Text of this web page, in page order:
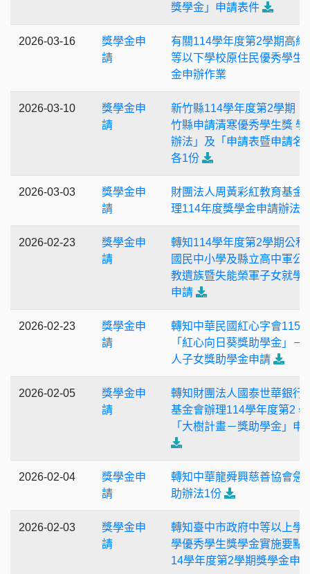
獎學金」申請表件
2026-03-16
獎學金申
請
有關114學年度第2學期高級
等以下學校原住民優秀學生
金申辦作業
2026-03-10
獎學金申
請
新竹縣114學年度第2學期「
竹縣申請清寒優秀學生獎 學
辦法」及「申請表暨申請名
各1份
2026-03-03
獎學金申
請
財團法人周黃彩紅教育基金
理114年度獎學金申請辦法
2026-02-23
獎學金申
請
轉知114學年度第2學期公私
國民中小學及縣立高中軍公
教遺族暨失能榮軍子女就學
申請
2026-02-23
獎學金申
請
轉知中華民國紅心字會115
「紅心向日葵獎助學金」－
人子女獎助學金申請
2026-02-05
獎學金申
請
轉知財團法人國泰世華銀行
基金會辦理114學年度第2
「大樹計畫－獎助學金」申
2026-02-04
獎學金申
請
轉知中華龍舜興慈善協會急
助辦法1份
2026-02-03
獎學金申
請
轉知臺中市政府中等以上學
學優秀學生獎學金實施要點
14學年度第2學期獎學金申